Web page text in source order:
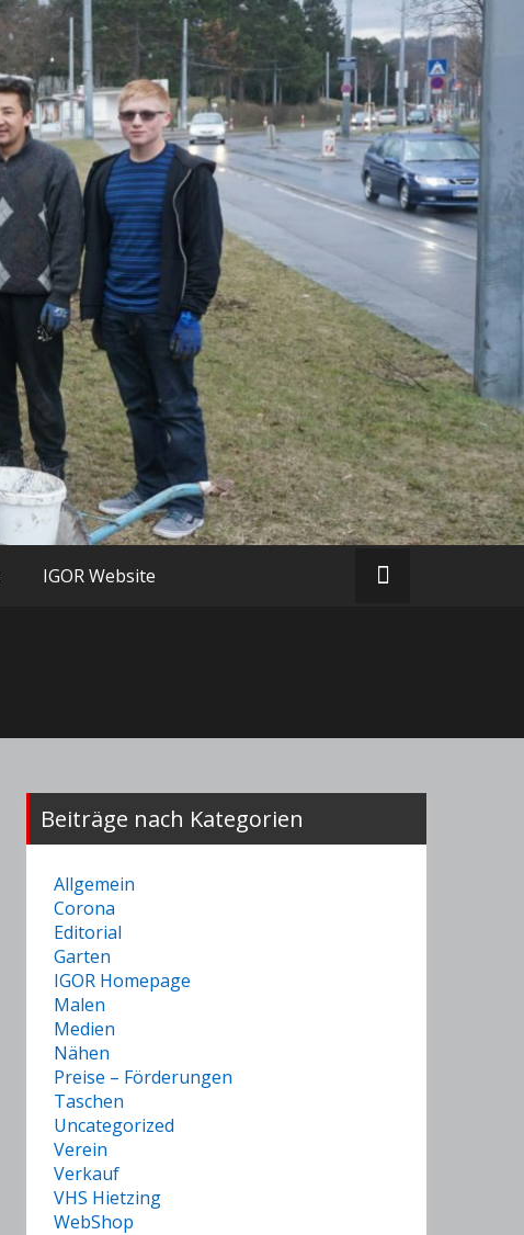
IGOR Website
Beiträge nach Kategorien
Allgemein
Corona
Editorial
Garten
IGOR Homepage
Malen
Medien
Nähen
Preise – Förderungen
Taschen
Uncategorized
Verein
Verkauf
VHS Hietzing
WebShop